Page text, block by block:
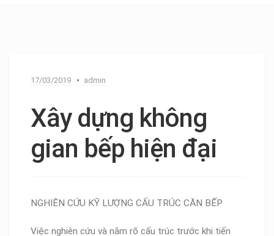
17/03/2019 admin
Xây dựng không
gian bếp hiện đại
NGHIÊN CỨU KỸ LƯỢNG CẤU TRÚC CĂN BẾP
Việc nghiên cứu và nắm rõ cấu trúc trước khi tiến